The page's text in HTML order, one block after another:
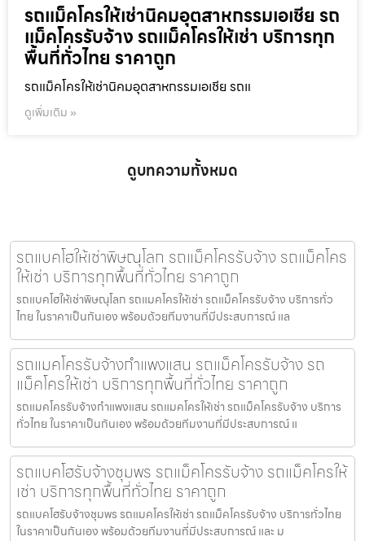
รถแม็คโครให้เช่านิคมอุตสาหกรรมเอเชีย รถ
แม็คโครรับจ้าง รถแม็คโครให้เช่า บริการทุก
พื้นที่ทั่วไทย ราคาถูก
รถแม็คโครให้เช่านิคมอุตสาหกรรมเอเชีย รถแ
ดูเพิ่มเติม »
ดูบทความทั้งหมด
รถแบคโฮให้เช่าพิษณุโลก รถแม็คโครรับจ้าง รถแม็คโคร
ให้เช่า บริการทุกพื้นที่ทั่วไทย ราคาถูก
รถแบคโฮให้เช่าพิษณุโลก รถแมคโครให้เช่า รถแม็คโครรับจ้าง บริการทั่ว
ไทย ในราคาเป็นกันเอง พร้อมด้วยทีมงานที่มีประสบการณ์ แล
รถแมคโครรับจ้างกำแพงแสน รถแม็คโครรับจ้าง รถ
แม็คโครให้เช่า บริการทุกพื้นที่ทั่วไทย ราคาถูก
รถแมคโครรับจ้างกำแพงแสน รถแมคโครให้เช่า รถแม็คโครรับจ้าง บริการ
ทั่วไทย ในราคาเป็นกันเอง พร้อมด้วยทีมงานที่มีประสบการณ์ แ
รถแบคโฮรับจ้างชุมพร รถแม็คโครรับจ้าง รถแม็คโครให้
เช่า บริการทุกพื้นที่ทั่วไทย ราคาถูก
รถแบคโฮรับจ้างชุมพร รถแมคโครให้เช่า รถแม็คโครรับจ้าง บริการทั่วไทย
ในราคาเป็นกันเอง พร้อมด้วยทีมงานที่มีประสบการณ์ และ ม